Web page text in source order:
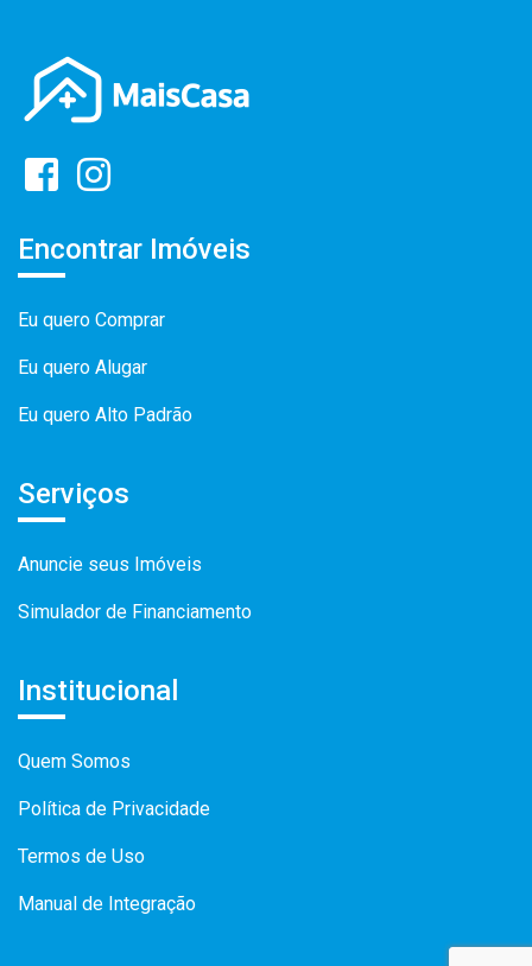
Encontrar Imóveis
Eu quero Comprar
Eu quero Alugar
Eu quero Alto Padrão
Serviços
Anuncie seus Imóveis
Simulador de Financiamento
Institucional
Quem Somos
Política de Privacidade
Termos de Uso
Manual de Integração